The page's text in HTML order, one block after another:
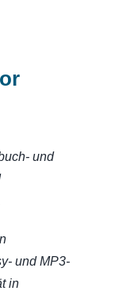
und
und MP3-
in